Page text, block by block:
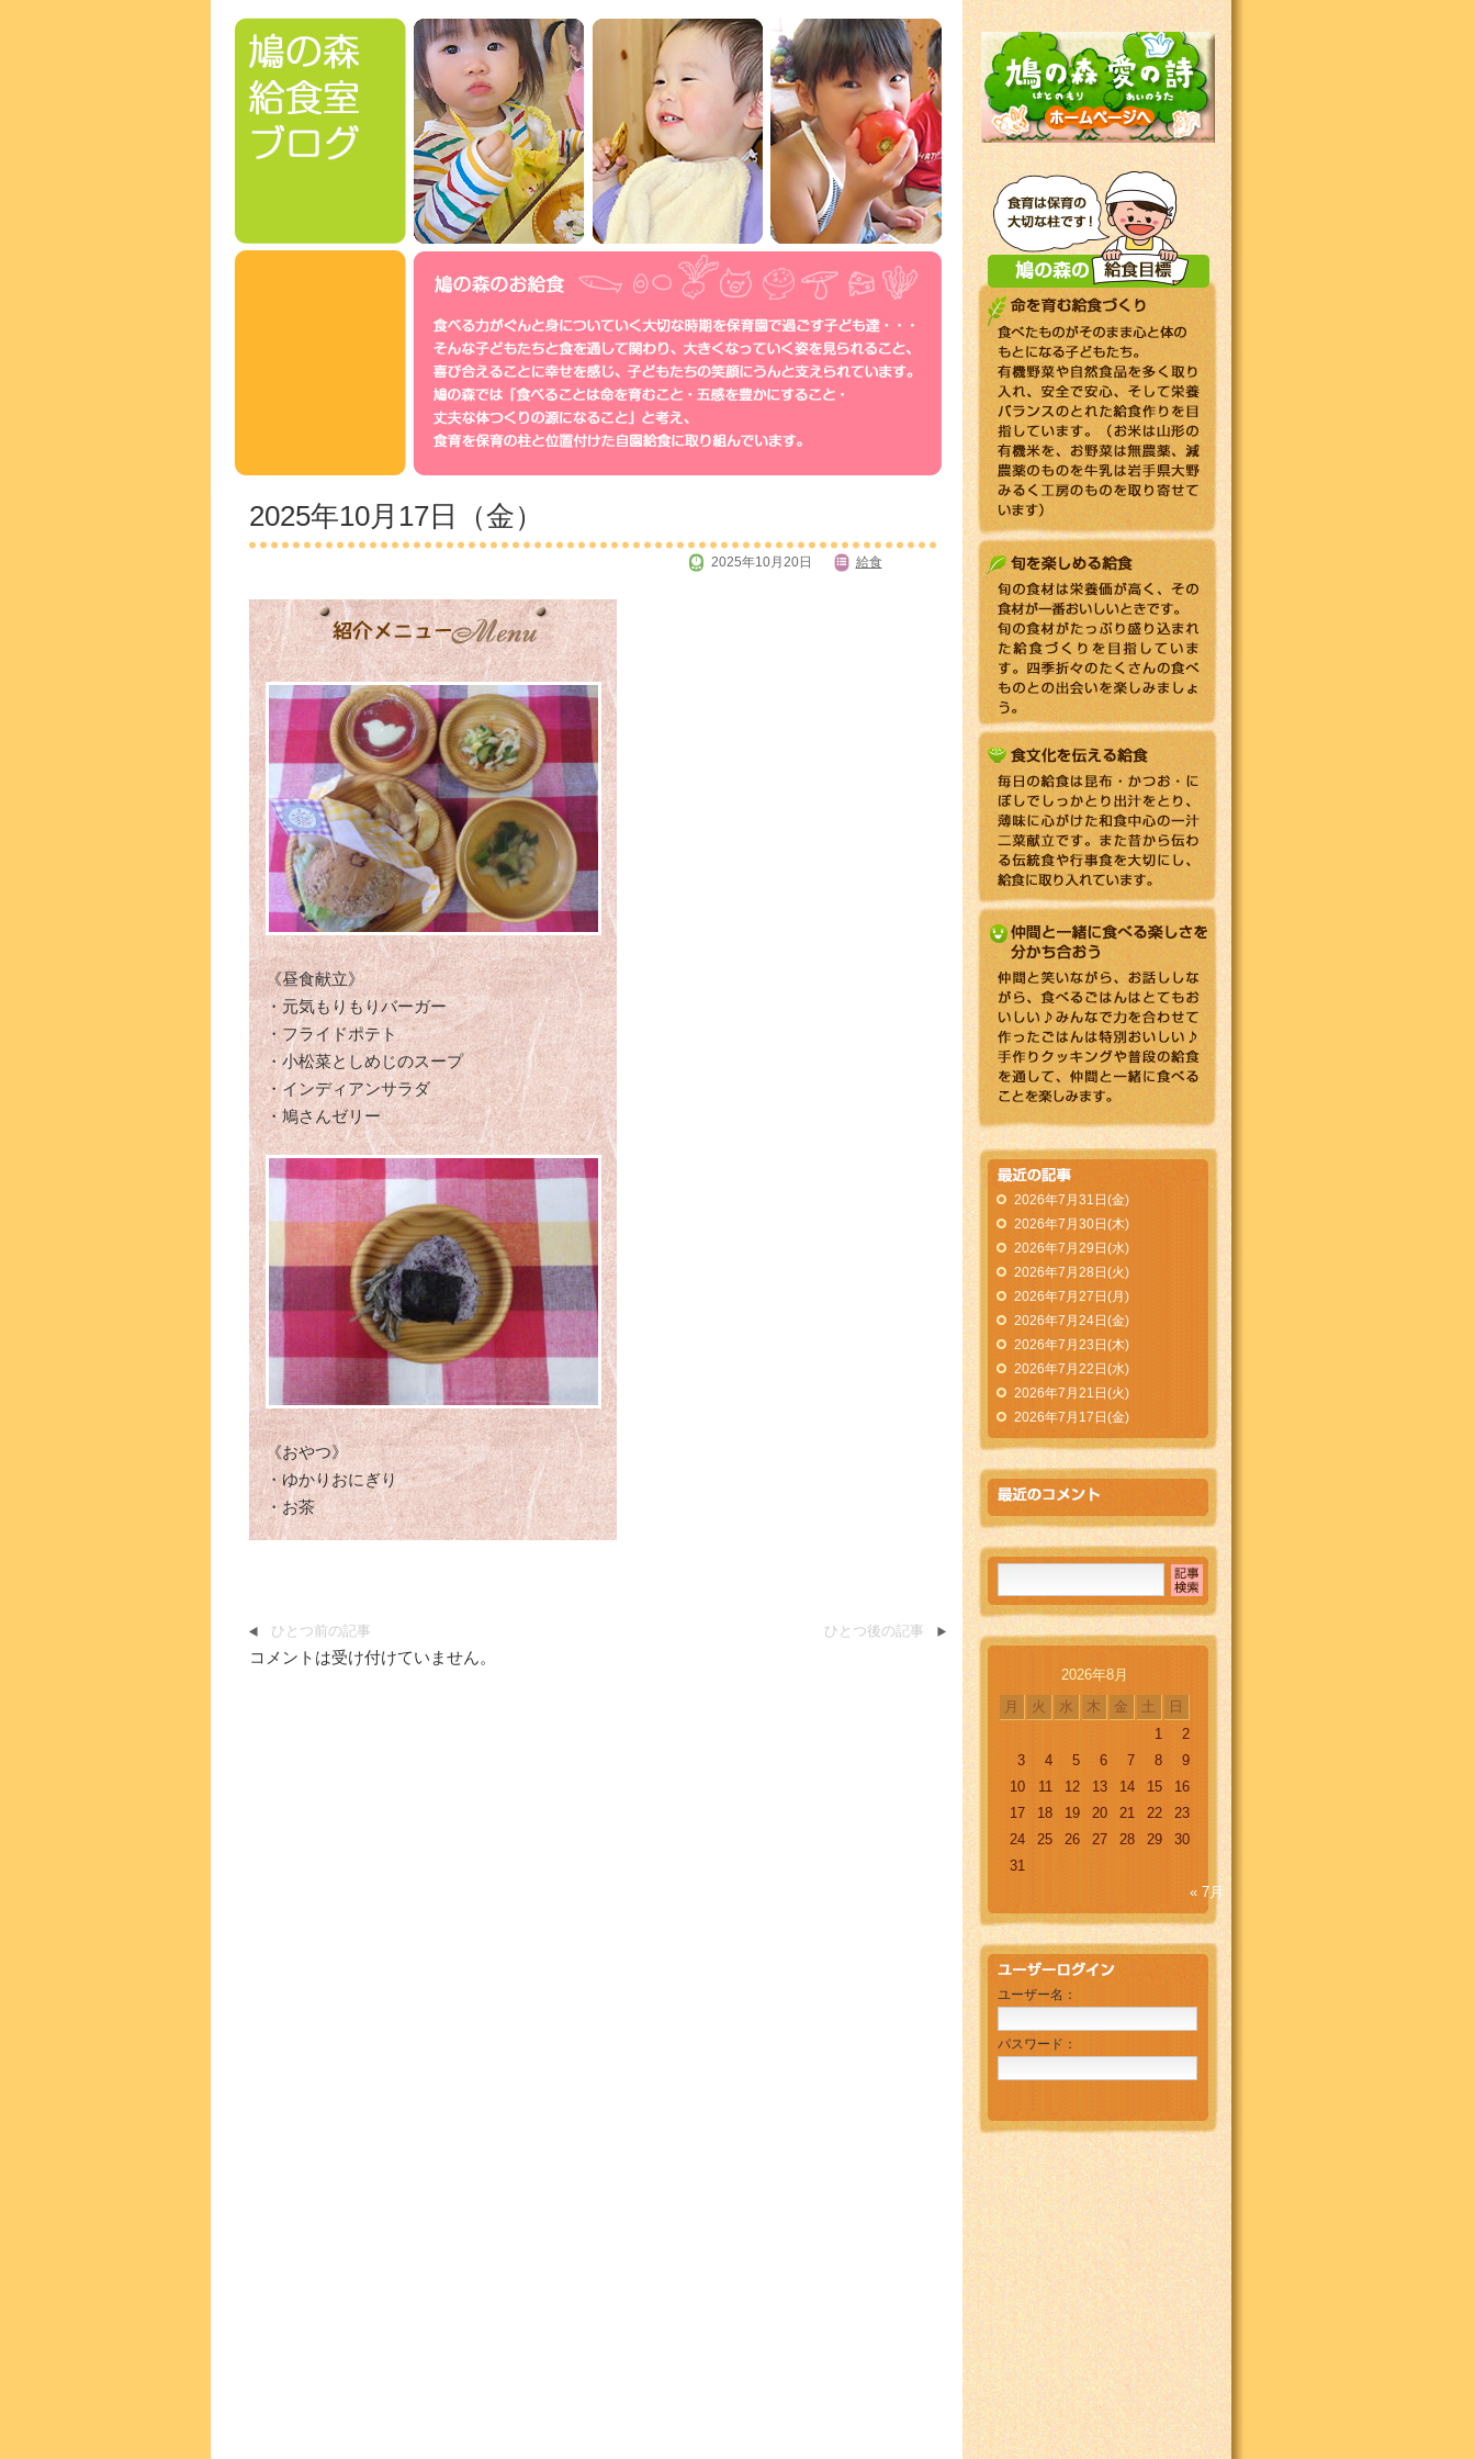
2025年10月17日（金）
2025年10月20日 給食
《昼食献立》
・元気もりもりバーガー
・フライドポテト
・小松菜としめじのスープ
・インディアンサラダ
・鳩さんゼリー
《おやつ》
・ゆかりおにぎり
・お茶
ひとつ前の記事 ひとつ後の記事
コメントは受け付けていません。
2026年7月31日(金)
2026年7月30日(木)
2026年7月29日(水)
2026年7月28日(火)
2026年7月27日(月)
2026年7月24日(金)
2026年7月23日(木)
2026年7月22日(水)
2026年7月21日(火)
2026年7月17日(金)
2026年8月
月 火 水 木 金 土
日
1
2
3
4 5 6 7 8
9
10
11 12 13 14 15
16
17
18 19 20 21 22
23
24
25 26 27 28 29
30
31
« 7月
ユーザー名：
パスワード：